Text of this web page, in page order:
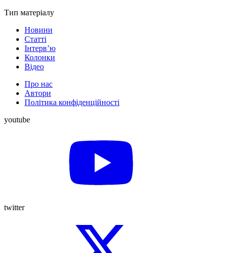
Тип матеріалу
Новини
Статті
Інтерв’ю
Колонки
Відео
Про нас
Автори
Політика конфіденційності
youtube
twitter